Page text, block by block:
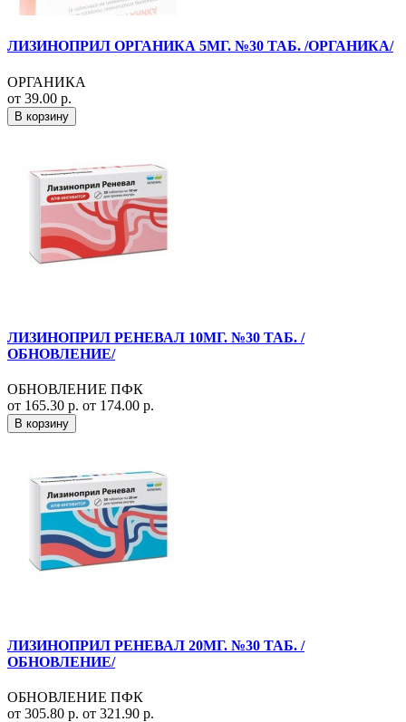
ЛИЗИНОПРИЛ ОРГАНИКА 5МГ. №30 ТАБ. /ОРГАНИКА/
ОРГАНИКА
от 39.00 р.
В корзину
ЛИЗИНОПРИЛ РЕНЕВАЛ 10МГ. №30 ТАБ. /
ОБНОВЛЕНИЕ/
ОБНОВЛЕНИЕ ПФК
от 165.30 р. от 174.00 р.
В корзину
ЛИЗИНОПРИЛ РЕНЕВАЛ 20МГ. №30 ТАБ. /
ОБНОВЛЕНИЕ/
ОБНОВЛЕНИЕ ПФК
от 305.80 р. от 321.90 р.